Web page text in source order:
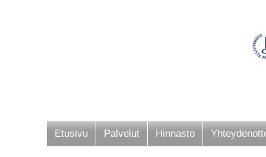
Etusivu Palvelut Hinnasto